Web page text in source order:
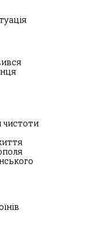
чистоти